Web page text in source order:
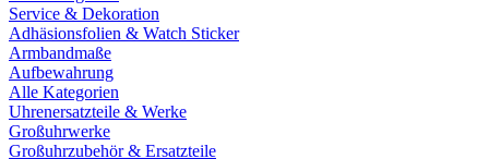
Service & Dekoration
Adhäsionsfolien & Watch Sticker
Armbandmaße
Aufbewahrung
Alle Kategorien
Uhrenersatzteile & Werke
Großuhrwerke
Großuhrzubehör & Ersatzteile